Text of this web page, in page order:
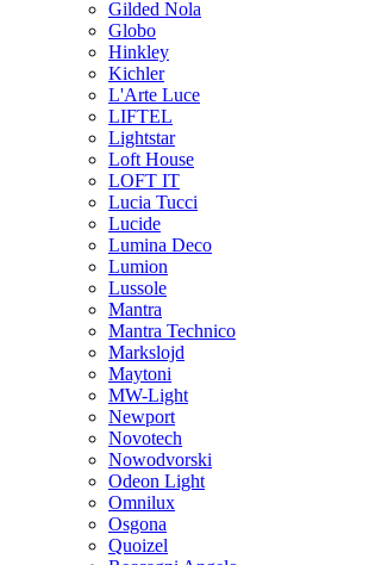
Gilded Nola
Globo
Hinkley
Kichler
L'Arte Luce
LIFTEL
Lightstar
Loft House
LOFT IT
Lucia Tucci
Lucide
Lumina Deco
Lumion
Lussole
Mantra
Mantra Technico
Markslojd
Maytoni
MW-Light
Newport
Novotech
Nowodvorski
Odeon Light
Omnilux
Osgona
Quoizel